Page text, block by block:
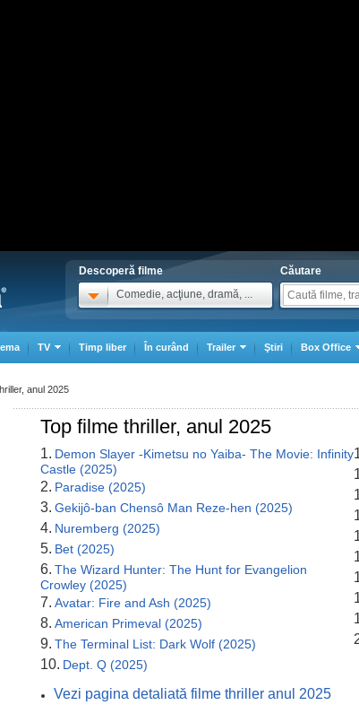
Descoperă filme
Comedie, acţiune, dramă, ...
Căutare
TV Timp liber În curând Trailer Ştiri Box Office
Top filme thriller, anul 2025
1. Demon Slayer -Kimetsu no Yaiba- The Movie: Infinity
Castle (2025)
2. Paradise (2025)
3. Gekijô-ban Chensô Man Reze-hen (2025)
4. Nuremberg (2025)
5. Bet (2025)
6. The Wizard Hunter: The Hunt for Evangelion
Crowley (2025)
7. Avatar: Fire and Ash (2025)
8. American Primeval (2025)
9. The Terminal List: Dark Wolf (2025)
10. Dept. Q (2025)
Vezi pagina detaliată filme thriller anul 2025
anul 2025